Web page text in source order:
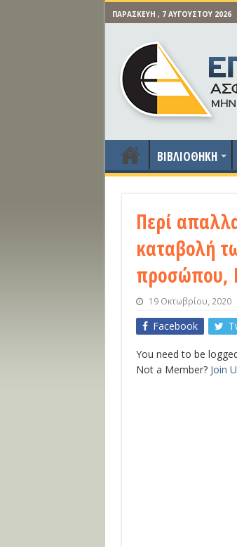
ΠΑΡΑΣΚΕΥΉ , 7 ΑΥΓΟΎΣΤΟΥ 2026
ΒΙΒΛΙΟΘΗΚΗ
Περί
καταβολή
προσώπου,
19 Οκτωβρίου, 2020
Facebook
You need to be
Not a Member? Join